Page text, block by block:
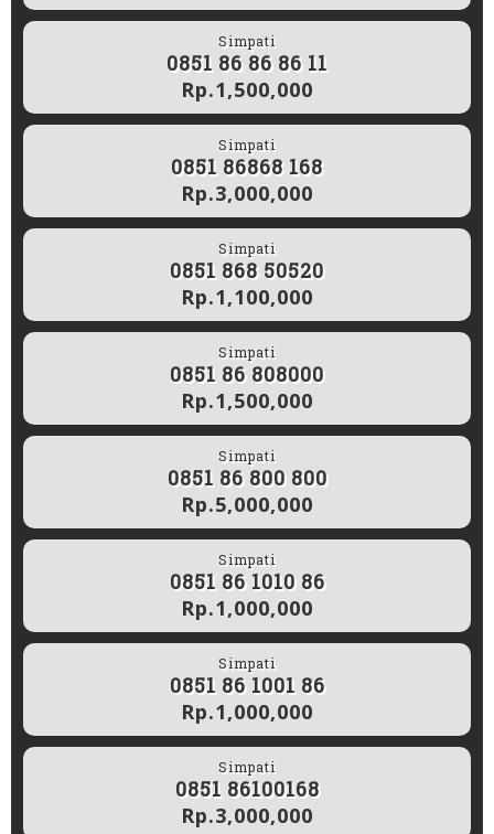
Simpati
0851 86 86 86 11
Rp.1,500,000
Simpati
0851 86868 168
Rp.3,000,000
Simpati
0851 868 50520
Rp.1,100,000
Simpati
0851 86 808000
Rp.1,500,000
Simpati
0851 86 800 800
Rp.5,000,000
Simpati
0851 86 1010 86
Rp.1,000,000
Simpati
0851 86 1001 86
Rp.1,000,000
Simpati
0851 86100168
Rp.3,000,000